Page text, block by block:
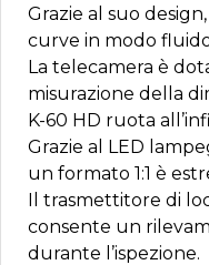
Grazie al suo
curve in modo
La telecamera è
misurazione della
K-60 HD ruota
Grazie al LED
un formato 1:1 è
Il trasmettitore di
consente un
durante l’ispezione.